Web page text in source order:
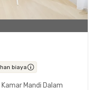
biaya
Kamar Mandi Dalam